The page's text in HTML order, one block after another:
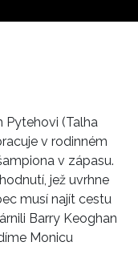
Pytehovi (Talha
v rodinném
v zápasu.
jež uvrhne
musí najít cestu
Barry Keoghan
Monicu